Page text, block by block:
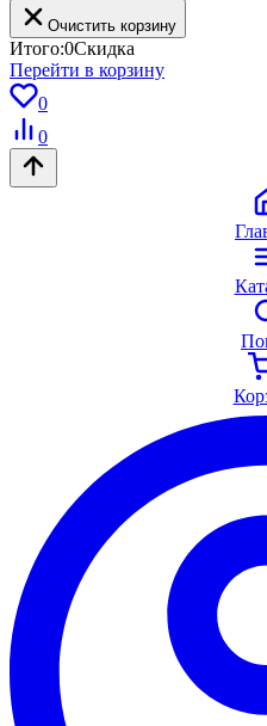
Очистить корзину
Итого:0Скидка
Перейти в корзину
0
0